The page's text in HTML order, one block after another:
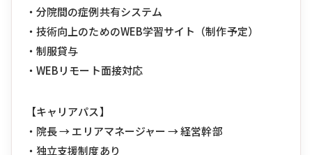
・分院間の症例共有システム
・技術向上のためのWEB学習サイト（制作予定）
・制服貸与
・WEBリモート面接対応
【キャリアパス】
・院長 → エリアマネージャー → 経営幹部
・独立支援制度あり